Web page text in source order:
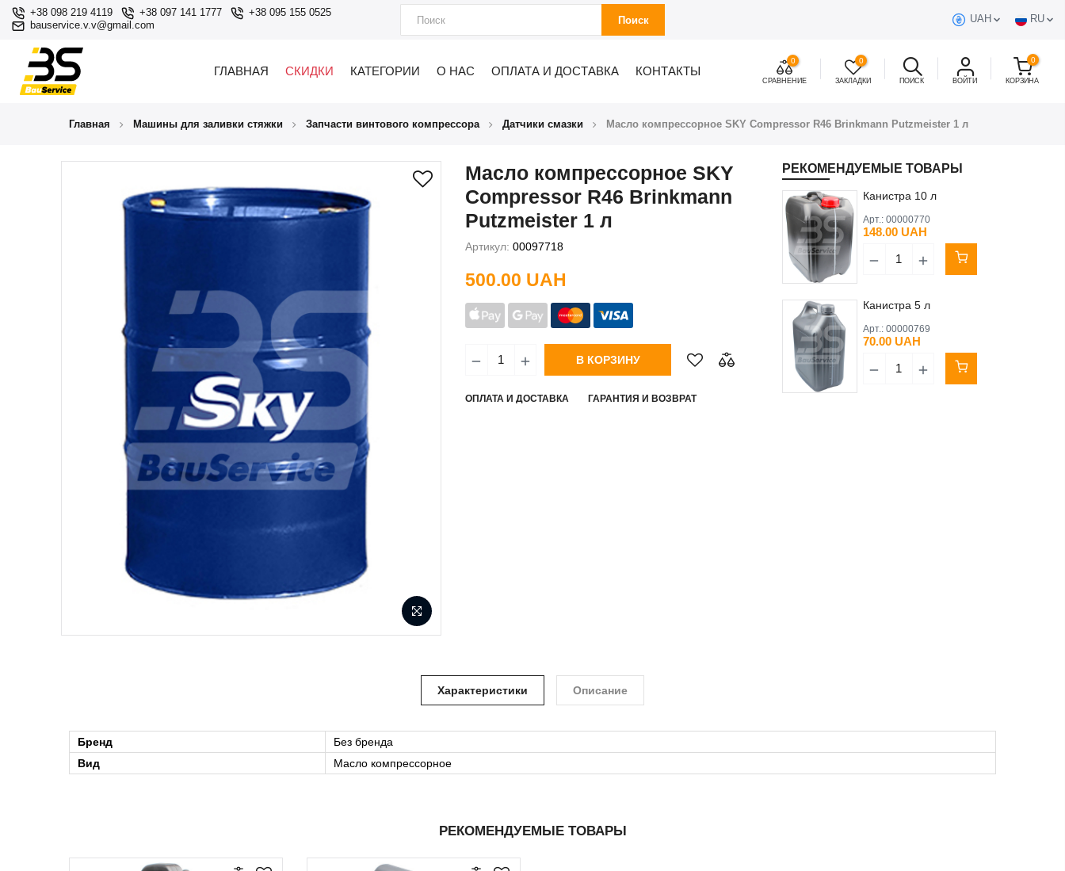
+38 098 219 4119 +38 097 141 1777
+38 095 155 0525
bauservice.v.v@gmail.com
Поиск UAH RU
ГЛАВНАЯ СКИДКИ КАТЕГОРИИ О НАС ОПЛАТА И ДОСТАВКА КОНТАКТЫ
0
СРАВНЕНИЕ
0
ЗАКЛАДКИ ПОИСК ВОЙТИ
0
КОРЗИНА
Главная Машины для заливки стяжки Запчасти винтового компрессора Датчики смазки Масло компрессорное SKY Compressor R46 Brinkmann Putzmeister 1 л
Масло компрессорное SKY
Compressor R46 Brinkmann
Putzmeister 1 л
Артикул: 00097718
500.00 UAH
В КОРЗИНУ
ОПЛАТА И ДОСТАВКА ГАРАНТИЯ И ВОЗВРАТ
РЕКОМЕНДУЕМЫЕ ТОВАРЫ
Канистра 10 л
Арт.: 00000770
148.00 UAH
Канистра 5 л
Арт.: 00000769
70.00 UAH
Характеристики Описание
Бренд
Без бренда
Вид
Масло компрессорное
РЕКОМЕНДУЕМЫЕ ТОВАРЫ